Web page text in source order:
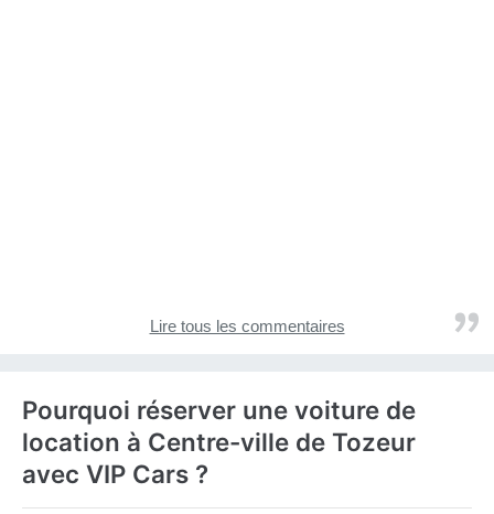
Lire tous les commentaires
Pourquoi réserver une voiture de
location à Centre-ville de Tozeur
avec VIP Cars ?